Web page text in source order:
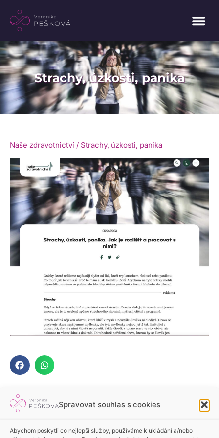
Spravovat souhlas s cookies
Abychom poskytli co nejlepší služby, používáme k ukládání a/nebo
Strachy, úzkosti, panika
Naše zdravotnictví / Strachy, úzkosti, panika